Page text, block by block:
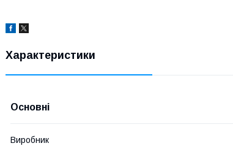
Характеристики
Основні
Виробник